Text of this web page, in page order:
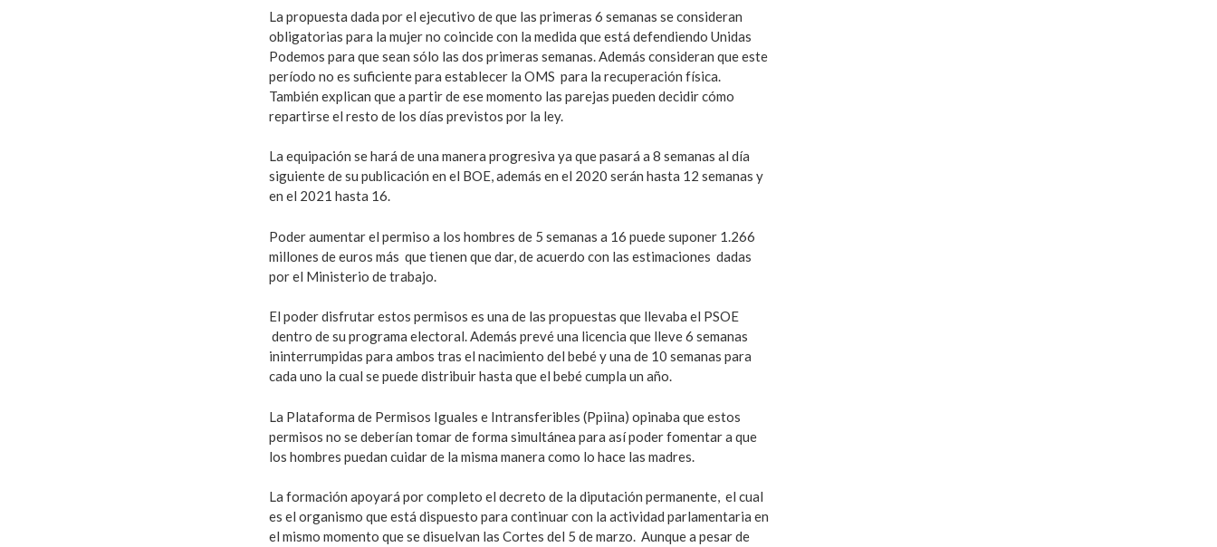
La propuesta dada por el ejecutivo de que las primeras 6 semanas se consideran
obligatorias para la mujer no coincide con la medida que está defendiendo Unidas
Podemos para que sean sólo las dos primeras semanas. Además consideran que este
período no es suficiente para establecer la OMS para la recuperación física.
También explican que a partir de ese momento las parejas pueden decidir cómo
repartirse el resto de los días previstos por la ley.
La equipación se hará de una manera progresiva ya que pasará a 8 semanas al día
siguiente de su publicación en el BOE, además en el 2020 serán hasta 12 semanas y
en el 2021 hasta 16.
Poder aumentar el permiso a los hombres de 5 semanas a 16 puede suponer 1.266
millones de euros más que tienen que dar, de acuerdo con las estimaciones dadas
por el Ministerio de trabajo.
El poder disfrutar estos permisos es una de las propuestas que llevaba el PSOE
dentro de su programa electoral. Además prevé una licencia que lleve 6 semanas
ininterrumpidas para ambos tras el nacimiento del bebé y una de 10 semanas para
cada uno la cual se puede distribuir hasta que el bebé cumpla un año.
La Plataforma de Permisos Iguales e Intransferibles (Ppiina) opinaba que estos
permisos no se deberían tomar de forma simultánea para así poder fomentar a que
los hombres puedan cuidar de la misma manera como lo hace las madres.
La formación apoyará por completo el decreto de la diputación permanente, el cual
es el organismo que está dispuesto para continuar con la actividad parlamentaria en
el mismo momento que se disuelvan las Cortes del 5 de marzo. Aunque a pesar de